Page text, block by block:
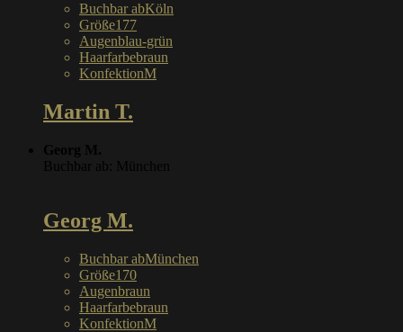
Buchbar abKöln
Größe177
Augenblau-grün
Haarfarbebraun
KonfektionM
Martin T.
Georg M.
Buchbar ab: München
Georg M.
Buchbar abMünchen
Größe170
Augenbraun
Haarfarbebraun
KonfektionM